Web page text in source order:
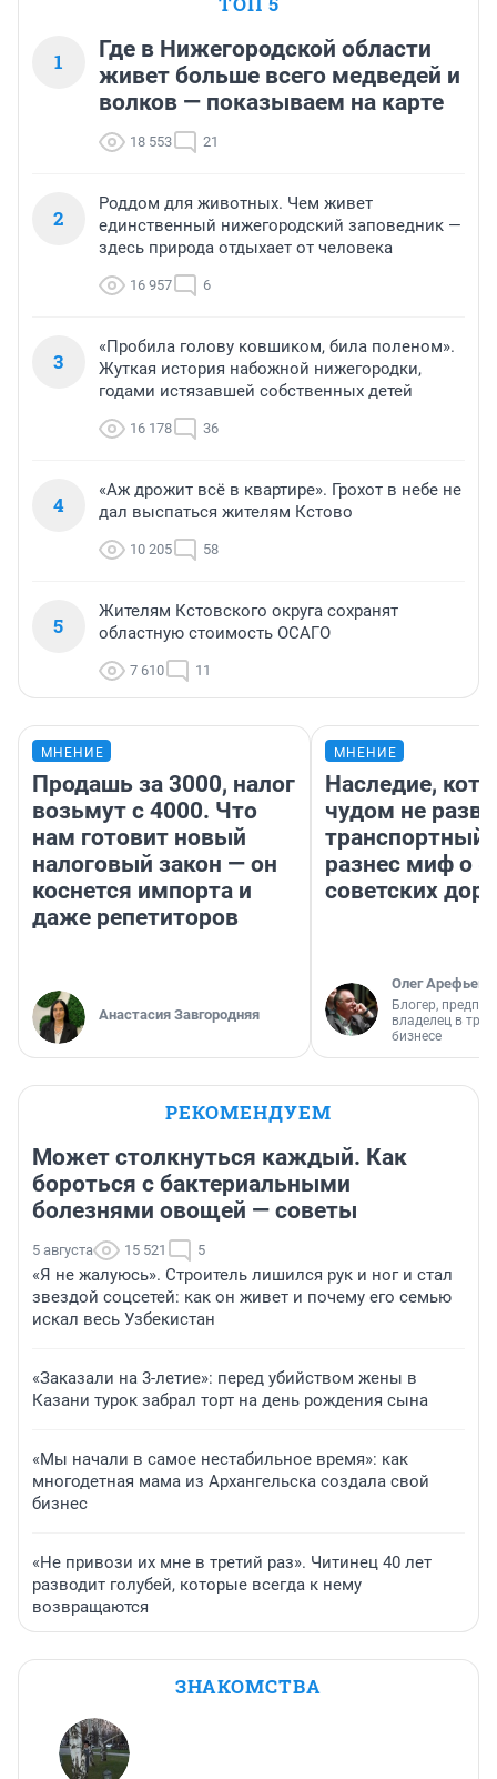
1
Где в Нижегородской области
живет больше всего медведей и
волков — показываем на карте
18 553 21
2
Роддом для животных. Чем живет
единственный нижегородский заповедник —
здесь природа отдыхает от человека
16 957 6
3
«Пробила голову ковшиком, била поленом».
Жуткая история набожной нижегородки,
годами истязавшей собственных детей
16 178 36
4
«Аж дрожит всё в квартире». Грохот в небе не
дал выспаться жителям Кстово
10 205 58
5
Жителям Кстовского округа сохранят
областную стоимость ОСАГО
7 610 11
МНЕНИЕ
Продашь за 3000, налог
возьмут с 4000. Что
нам готовит новый
налоговый закон — он
коснется импорта и
даже репетиторов
Анастасия Завгородняя
МНЕНИЕ
Наследие,
чудом не
транспортный
разнес миф о
советских
Олег Арефьев
Блогер,
владелец в
бизнесе
РЕКОМЕНДУЕМ
Может столкнуться каждый. Как
бороться с бактериальными
болезнями овощей — советы
5 августа 15 521 5
«Я не жалуюсь». Строитель лишился рук и ног и стал
звездой соцсетей: как он живет и почему его семью
искал весь Узбекистан
«Заказали на 3-летие»: перед убийством жены в
Казани турок забрал торт на день рождения сына
«Мы начали в самое нестабильное время»: как
многодетная мама из Архангельска создала свой
бизнес
«Не привози их мне в третий раз». Читинец 40 лет
разводит голубей, которые всегда к нему
возвращаются
ЗНАКОМСТВА